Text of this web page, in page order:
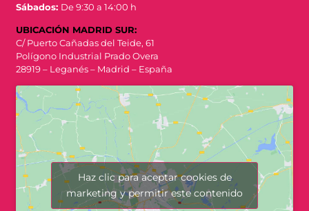
Sábados: De 9:30 a 14:00 h
UBICACIÓN MADRID SUR:
C/ Puerto Cañadas del Teide, 61
Polígono Industrial Prado Overa
28919 – Leganés – Madrid – España
Haz clic para aceptar cookies de
marketing y permitir este contenido